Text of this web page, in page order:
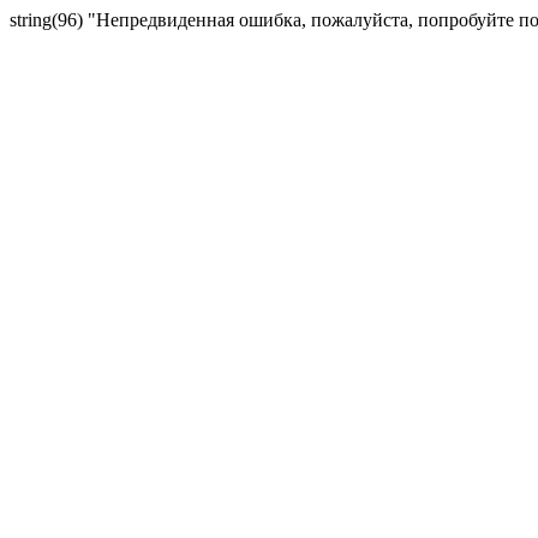
string(96) "Непредвиденная ошибка, пожалуйста, попробуйте